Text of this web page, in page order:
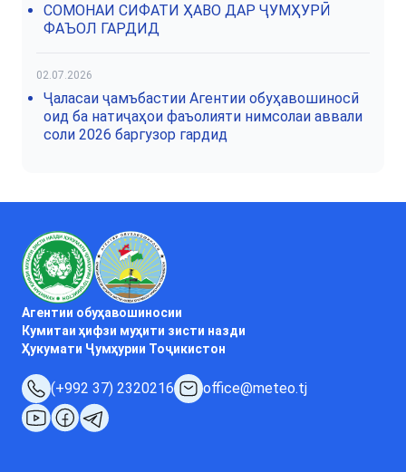
СОМОНАИ СИФАТИ ҲАВО ДАР ҶУМҲУРӢ
ФАЪОЛ ГАРДИД
02.07.2026
Ҷаласаи ҷамъбастии Агентии обуҳавошиносӣ
оид ба натиҷаҳои фаъолияти нимсолаи аввали
соли 2026 баргузор гардид
Агентии обуҳавошиносии
Кумитаи ҳифзи муҳити зисти назди
Ҳукумати Ҷумҳурии Тоҷикистон
(+992 37) 2320216 office@meteo.tj